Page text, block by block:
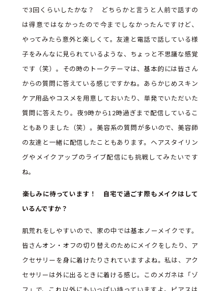
で3回くらいしたかな？ どちらかと言うと人前で話すの
は得意ではなかったので今までしなかったんですけど、
やってみたら意外と楽しくて。友達と電話で話している様
子をみんなに見られているような、ちょっと不思議な感覚
です（笑）。その時のトークテーマは、基本的には皆さん
からの質問に答えている感じですかね。あらかじめスキン
ケア用品やコスメを用意しておいたり、単発でいただいた
質問に答えたり。夜9時から12時過ぎまで配信しているこ
ともありました（笑）。美容系の質問が多いので、美容師
の友達と一緒に配信したこともあります。ヘアスタイリン
グやメイクアップのライブ配信にも挑戦してみたいです
ね。
――楽しみに待っています！ 自宅で過ごす際もメイクはして
いるんですか？
肌荒れをしやすいので、家の中では基本ノーメイクです。
皆さんオン・オフの切り替えのためにメイクをしたり、ア
クセサリーを身に着けたりされていますよね。私は、アク
セサリーは外に出るときに着ける感じ。このメガネは「ゾ